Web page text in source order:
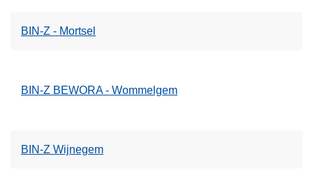
BIN-Z - Mortsel
BIN-Z BEWORA - Wommelgem
BIN-Z Wijnegem